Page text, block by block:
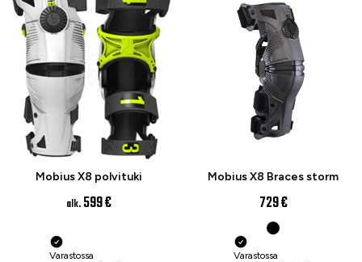
Mobius X8 polvituki
alk. 599 €
Varastossa
Mobius X8 Braces storm
729 €
Varastossa